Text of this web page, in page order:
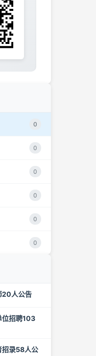
0
0
0
0
0
0
20人公告
位招聘103
招录58人公